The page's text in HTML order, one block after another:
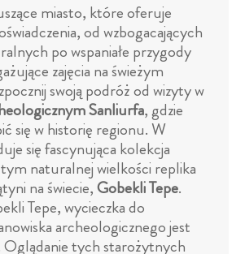
miasto, które oferuje
od wzbogacających
po wspaniałe przygody
zajęcia na świeżym
swoją podróż od wizyty w
Sanliurfa, gdzie
się w historię regionu. W
się fascynująca kolekcja
naturalnej wielkości replika
na świecie,Gobekli Tepe.
Tepe, wycieczka do
archeologicznego jest
Oglądanie tych starożytnych